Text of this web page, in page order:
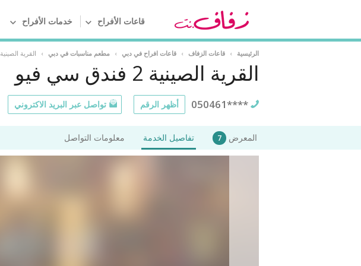
قاعات الأفراح خدمات الأفراح
الرئيسية › قاعات الزفاف › قاعات افراح في دبي › مطعم مناسبات في دبي › القرية الصينية 2 فندق سي فيو
القرية الصينية 2 فندق سي فيو
050461**** أظهر الرقم تواصل عبر البريد الاكتروني
المعرض 7 تفاصيل الخدمة معلومات التواصل